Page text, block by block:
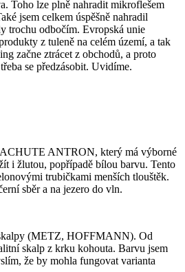
Toho lze plně nahradit mikroflešem
jsem celkem úspěšně nahradil
trochu odbočím. Evropská unie
z tuleně na celém území, a tak
začne ztrácet z obchodů, a proto
se předzásobit. Uvidíme.
ANTRON, který má výborné
i žlutou, popřípadě bílou barvu. Tento
trubičkami menších tlouštěk.
sběr a na jezero do vln.
(METZ, HOFFMANN). Od
skalp z krku kohouta. Barvu jsem
že by mohla fungovat varianta